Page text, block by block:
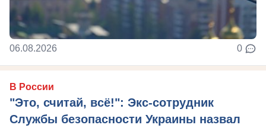
06.08.2026 0
В России
"Это, считай, всё!": Экс-сотрудник
Службы безопасности Украины назвал